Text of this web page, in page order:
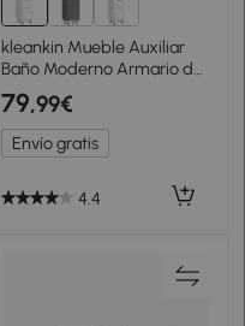
kleankin Mueble Auxiliar
Baño Moderno Armario de
Baño con 4 Cajones y 4
Patas para Salón Carga 30
kg 30x30x93cm Blanco
Brillante
79,99€
Envío gratis
4.4